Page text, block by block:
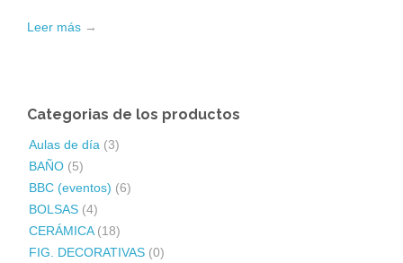
Leer más →
Categorias de los productos
Aulas de día (3)
BAÑO (5)
BBC (eventos) (6)
BOLSAS (4)
CERÁMICA (18)
FIG. DECORATIVAS (0)